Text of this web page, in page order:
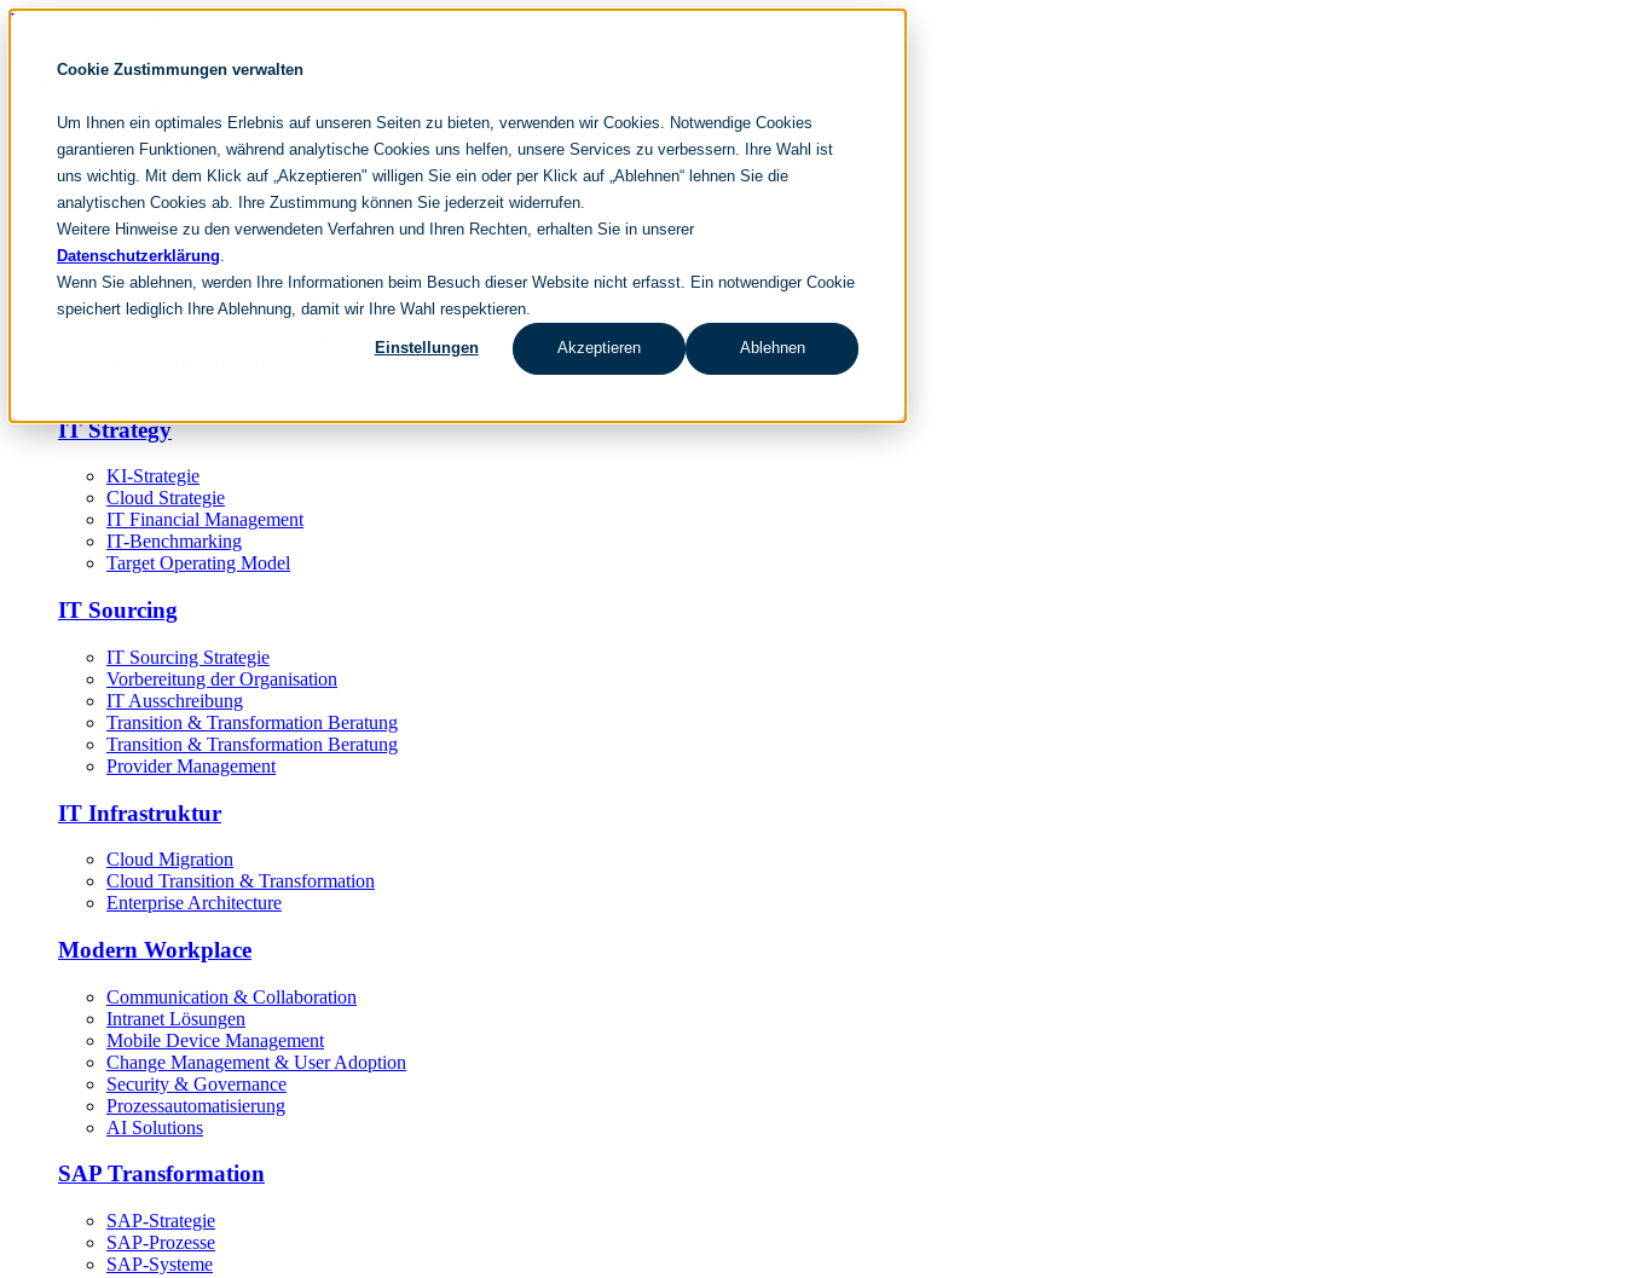
Cookie Zustimmungen verwalten
Um Ihnen ein optimales Erlebnis auf unseren Seiten zu bieten, verwenden wir Cookies. Notwendige Cookies
garantieren Funktionen, während analytische Cookies uns helfen, unsere Services zu verbessern. Ihre Wahl ist
uns wichtig. Mit dem Klick auf „Akzeptieren" willigen Sie ein oder per Klick auf „Ablehnen“ lehnen Sie die
analytischen Cookies ab. Ihre Zustimmung können Sie jederzeit widerrufen.
Weitere Hinweise zu den verwendeten Verfahren und Ihren Rechten, erhalten Sie in unserer
Datenschutzerklärung.
Wenn Sie ablehnen, werden Ihre Informationen beim Besuch dieser Website nicht erfasst. Ein notwendiger Cookie
speichert lediglich Ihre Ablehnung, damit wir Ihre Wahl respektieren.
Einstellungen Akzeptieren Ablehnen
Navigation überspringen
noventum
IT & Management Consulting
People & Culture
Navigation überspringen
Fokusthemen
IT Transformation
Künstliche Intelligenz
IT Outsourcing
Merger und Acquisition
IT Strategy
KI-Strategie
Cloud Strategie
IT Financial Management
IT-Benchmarking
Target Operating Model
IT Sourcing
IT Sourcing Strategie
Vorbereitung der Organisation
IT Ausschreibung
Transition & Transformation Beratung
Transition & Transformation Beratung
Provider Management
IT Infrastruktur
Cloud Migration
Cloud Transition & Transformation
Enterprise Architecture
Modern Workplace
Communication & Collaboration
Intranet Lösungen
Mobile Device Management
Change Management & User Adoption
Security & Governance
Prozessautomatisierung
AI Solutions
SAP Transformation
SAP-Strategie
SAP-Prozesse
SAP-Systeme